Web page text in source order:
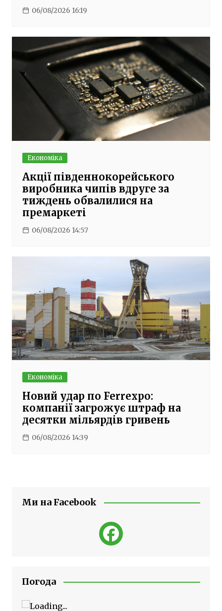
06/08/2026 16:19
Економіка
Акції південнокорейського
виробника чипів вдруге за
тиждень обвалилися на
премаркеті
06/08/2026 14:57
Економіка
Новий удар по Ferrexpo:
компанії загрожує штраф на
десятки мільярдів гривень
06/08/2026 14:39
Ми на Facebook
Погода